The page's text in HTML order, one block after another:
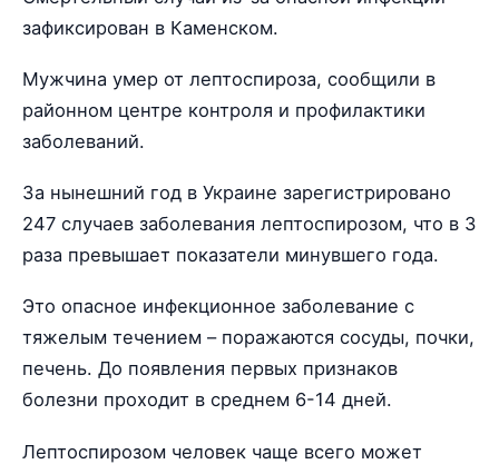
зафиксирован в Каменском.
Мужчина умер от лептоспироза, сообщили в
районном центре контроля и профилактики
заболеваний.
За нынешний год в Украине зарегистрировано
247 случаев заболевания лептоспирозом, что в 3
раза превышает показатели минувшего года.
Это опасное инфекционное заболевание с
тяжелым течением – поражаются сосуды, почки,
печень. До появления первых признаков
болезни проходит в среднем 6-14 дней.
Лептоспирозом человек чаще всего может